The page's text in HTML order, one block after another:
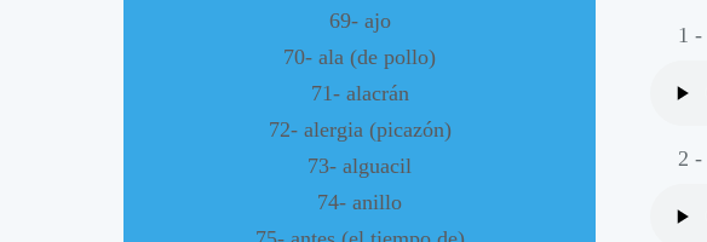
69- ajo
70- ala (de pollo)
71- alacrán
72- alergia (picazón)
73- alguacil
74- anillo
1 -
2 -